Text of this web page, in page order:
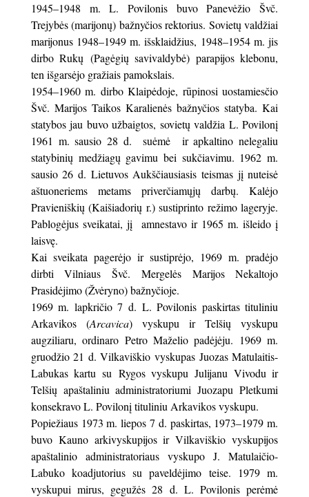
1945–1948 m. L. Povilonis buvo Panevėžio Švč.
Trejybės (marijonų) bažnyčios rektorius. Sovietų valdžiai
marijonus 1948–1949 m. išsklaidžius, 1948–1954 m. jis
dirbo Rukų (Pagėgių savivaldybė) parapijos klebonu,
ten išgarsėjo gražiais pamokslais.
1954–1960 m. dirbo Klaipėdoje, rūpinosi uostamiesčio
Švč. Marijos Taikos Karalienės bažnyčios statyba. Kai
statybos jau buvo užbaigtos, sovietų valdžia L. Povilonį
1961 m. sausio 28 d. suėmė ir apkaltino nelegaliu
statybinių medžiagų gavimu bei sukčiavimu. 1962 m.
sausio 26 d. Lietuvos Aukščiausiasis teismas jį nuteisė
aštuoneriems metams priverčiamųjų darbų. Kalėjo
Pravieniškių (Kaišiadorių r.) sustiprinto režimo lageryje.
Pablogėjus sveikatai, jį amnestavo ir 1965 m. išleido į
laisvę.
Kai sveikata pagerėjo ir sustiprėjo, 1969 m. pradėjo
dirbti Vilniaus Švč. Mergelės Marijos Nekaltojo
Prasidėjimo (Žvėryno) bažnyčioje.
1969 m. lapkričio 7 d. L. Povilonis paskirtas tituliniu
Arkavikos (Arcavica) vyskupu ir Telšių vyskupu
augziliaru, ordinaro Petro Maželio padėjėju. 1969 m.
gruodžio 21 d. Vilkaviškio vyskupas Juozas Matulaitis-
Labukas kartu su Rygos vyskupu Julijanu Vivodu ir
Telšių apaštaliniu administratoriumi Juozapu Pletkumi
konsekravo L. Povilonį tituliniu Arkavikos vyskupu.
Popiežiaus 1973 m. liepos 7 d. paskirtas, 1973–1979 m.
buvo Kauno arkivyskupijos ir Vilkaviškio vyskupijos
apaštalinio administratoriaus vyskupo J. Matulaičio-
Labuko koadjutorius su paveldėjimo teise. 1979 m.
vyskupui mirus, gegužės 28 d. L. Povilonis perėmė